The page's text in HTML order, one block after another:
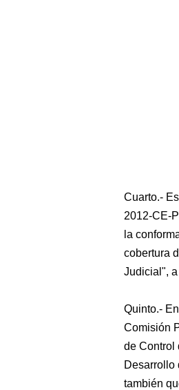
Cuarto.-
2012-CE-
la
cobertura
Judicial",
Quinto.-
Comisión
de Control
Desarrollo
también